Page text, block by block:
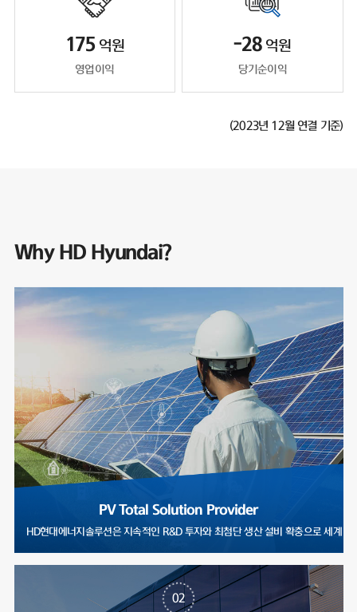
175 억원
영업이익
-28 억원
당기순이익
(2023년 12월 연결 기준)
Why HD Hyundai?
PV Total Solution Provider
HD현대에너지솔루션은 지속적인 R&D 투자와 최첨단 생산 설비 확충으로
02